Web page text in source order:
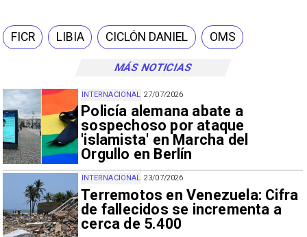
MÁS NOTICIAS
27/07/2026
Policía alemana abate a
sospechoso por ataque
'islamista' en Marcha del
Orgullo en Berlín
INTERNACIONAL
23/07/2026
Terremotos en Venezuela: Cifra
de fallecidos se incrementa a
cerca de 5.400
INTERNACIONAL
FICR LIBIA CICLÓN DANIEL OMS